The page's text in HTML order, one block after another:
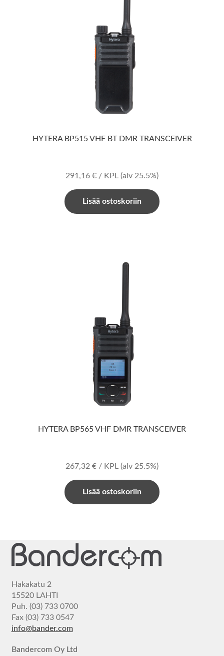
HYTERA BP515 VHF BT DMR TRANSCEIVER
291,16 € / KPL (alv 25.5%)
Lisää ostoskoriin
HYTERA BP565 VHF DMR TRANSCEIVER
267,32 € / KPL (alv 25.5%)
Lisää ostoskoriin
Hakakatu 2
15520 LAHTI
Puh. (03) 733 0700
Fax (03) 733 0547
info@bander.com
Bandercom Oy Ltd